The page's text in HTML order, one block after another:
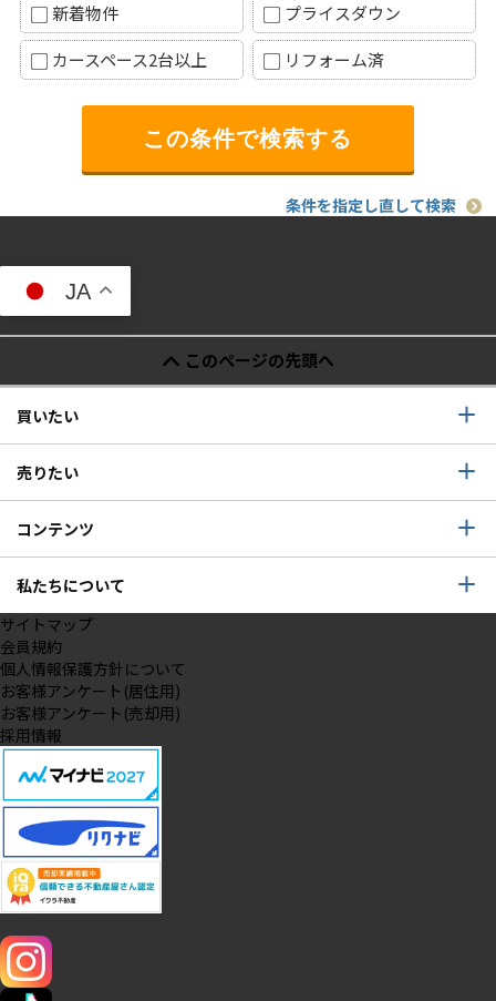
新着物件
プライスダウン
カースペース2台以上
リフォーム済
条件を指定し直して検索
JA
このページの先頭へ
買いたい
売りたい
コンテンツ
私たちについて
サイトマップ
会員規約
個人情報保護方針について
お客様アンケート(居住用)
お客様アンケート(売却用)
採用情報